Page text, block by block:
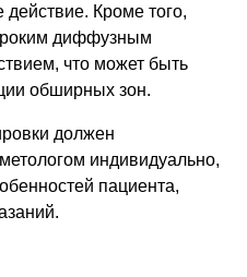
действие. Кроме того,
диффузным
что может быть
обширных зон.
должен
индивидуально,
пациента,